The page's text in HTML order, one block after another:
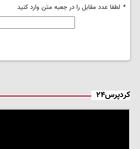
* لطفا عدد مقابل را در جعبه متن وارد کنید
کردپرس۲۴